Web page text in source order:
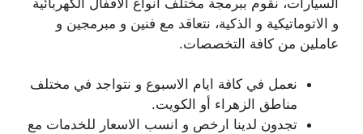
و الاتوماتيكية و الذكية، نتعاقد مع فنين و مبرمجين و
عاملين من كافة التخصصات.
نعمل في كافة ايام الاسبوع و نتواجد في مختلف
مناطق الزهراء أو الكويت.
تجدون لدينا ارخص و انسب الاسعار للخدمات مع